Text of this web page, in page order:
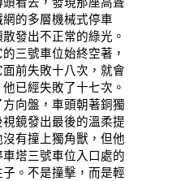
的多層機械式停車
發出不正常的綠光。
三號車位始終空著，
前失敗十八次，就會
已經失敗了十七次。
向盤，車頭朝著銅獨
鏡發出最後的溫柔提
有撞上獨角獸，但他
塔三號車位入口處的
。不是撞擊，而是輕